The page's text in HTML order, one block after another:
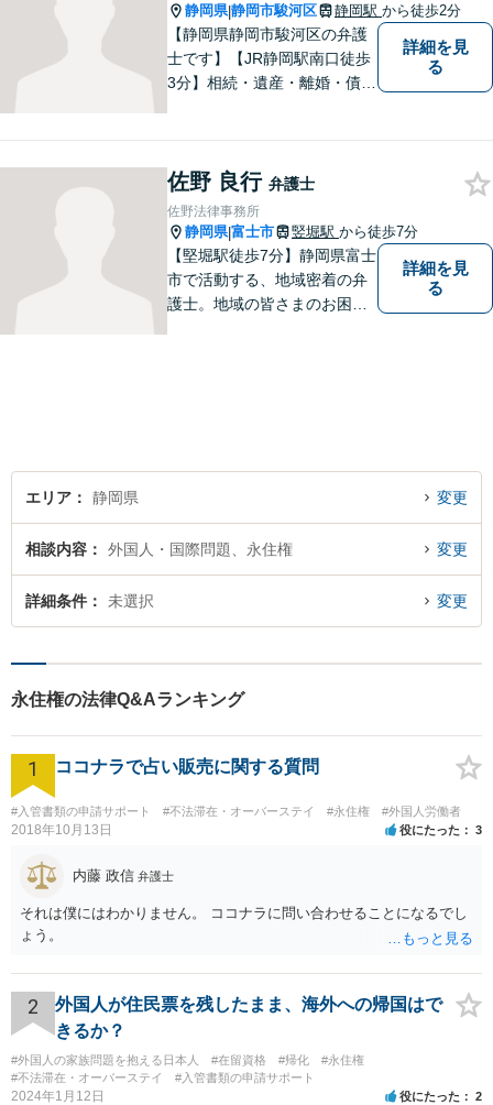
静岡県|静岡市駿河区 静岡駅 から徒歩2分
【静岡県静岡市駿河区の弁護
士です】【JR静岡駅南口徒歩
3分】相続・遺産・離婚・債務
整理など企業に関わる問題を
幅広く取り扱っております。
どうぞお気軽にご相談くださ
い。
詳細を見
る
佐野 良行 弁護士
佐野法律事務所
静岡県|富士市 竪堀駅 から徒歩7分
【堅堀駅徒歩7分】静岡県富士
市で活動する、地域密着の弁
護士。地域の皆さまのお困り
詳細を見
る
エリア 静岡県 変更
相談内容 外国人・国際問題、永住権 変更
詳細条件 未選択 変更
永住権の法律Q&Aランキング
1 ココナラで占い販売に関する質問
#入管書類の申請サポート #不法滞在・オーバーステイ #永住権 #外国人労働者
2018年10月13日 役にたった 3
内藤 政信 弁護士
それは僕にはわかりません。 ココナラに問い合わせることになるでし
ょう。
2
外国人が住民票を残したまま、海外への帰国はで
きるか？
#外国人の家族問題を抱える日本人 #在留資格 #帰化
#永住権
#不法滞在・オーバーステイ
#入管書類の申請サポート
2024年1月12日 役にたった 2